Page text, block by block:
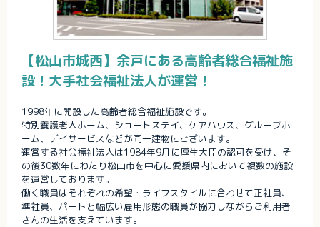
【松山市城西】余戸にある高齢者総合福祉施
設！大手社会福祉法人が運営！
1998年に開設した高齢者総合福祉施設です。
特別養護老人ホーム、ショートステイ、ケアハウス、グループホ
ーム、デイサービスなどが同一建物にございます。
運営する社会福祉法人は1984年9月に厚生大臣の認可を受け、そ
の後30数年にわたり松山市を中心に愛媛県内において複数の施設
を運営しております。
働く職員はそれぞれの希望・ライフスタイルに合わせて正社員、
準社員、パートと幅広い雇用形態の職員が協力しながらご利用者
さんの生活を支えています。